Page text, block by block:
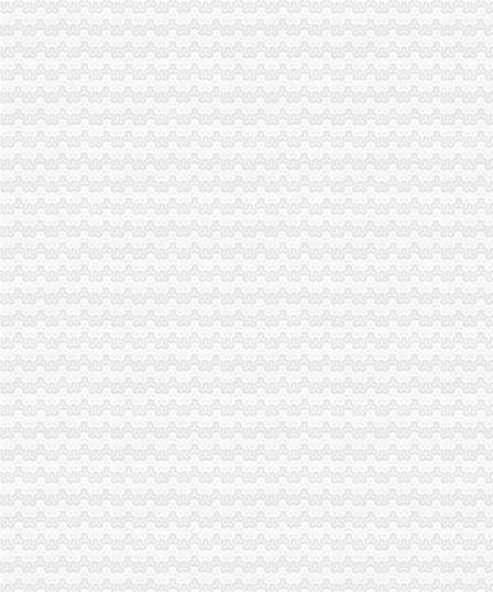
重庆市渝中区马家堡安利专卖店地址重庆市马家堡哪有卖安利产【今日
渝中区马家堡小学应急避难场所到马家堡怎么走？-住哪网
求助,在渝中区马家堡办过准生证MM帮忙说哈有些啥要求。-孕期闲聊
重庆市渝中区马家堡副食经营部饮料批发部
渝中区马家堡小学二年级三班二单元复习资料(一)_老师_新浪博客
[转载]渝中区马家堡小学二年级三班二单元复习资料(三)_萱萱_新浪
重庆市渝中区马家堡付食经营部长征付食门市_【信用信息_诉讼信息_
重庆市渝中区马家堡小学二年级3班歌咏比赛-原创-高清-爱奇艺
修改重庆市渝中区马家堡小学资料-我要搜学网
渝中区马家堡小学好不好呀？求指教-早教幼儿园小学-重庆购物狂
说课唐令春重庆渝中区马家堡小学《可能》-原创-搜狐
重庆市渝中区马家堡小学-城市吧街景地图
【重庆市渝中区马家堡-公交车站商铺出租渝中大坪商铺出租】第一时
重庆市渝中区马家堡小学附近7天_重庆市渝中区马家堡小学附近7天连
【重庆市渝中区大坪制面厂马家堡饮食店】重庆市渝中区大坪制面厂
重庆市渝中区马家堡小学介绍_简介-马家堡小学
市渝中区马家堡小学股票开户,重庆市渝中区马家堡小学股票开户,
重庆市渝中区马家堡小学校怎么样_百度知道
渝中区中华路小学、马家堡小学新学期响“创模”第一_环保先锋_
桐君阁大房重庆市渝中区马家堡八十八店
重庆市渝中区马家堡小学校择校费|重庆市渝中区马家堡小学校住宿费,
重庆中房家苑房产经纪有限公司渝中区马家堡经营部_【信用信息_诉讼
说课唐令春重庆渝中区马家堡小学《可能》—在线播放—优酷
说课唐令春重庆渝中区马家堡小学《可能》—在线播放—优酷
说课唐令春重庆渝中区马家堡小学《可能》_土豆